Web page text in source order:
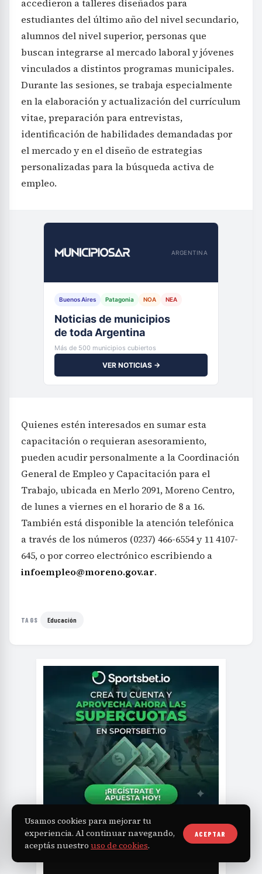
accedieron a talleres diseñados para
estudiantes del último año del nivel secundario,
alumnos del nivel superior, personas que
buscan integrarse al mercado laboral y jóvenes
vinculados a distintos programas municipales.
Durante las sesiones, se trabaja especialmente
en la elaboración y actualización del currículum
vitae, preparación para entrevistas,
identificación de habilidades demandadas por
el mercado y en el diseño de estrategias
personalizadas para la búsqueda activa de
empleo.
ARGENTINA
Buenos Aires Patagonia NOA NEA
Noticias de municipios
de toda Argentina
Más de 500 municipios cubiertos
VER NOTICIAS →
Quienes estén interesados en sumar esta
capacitación o requieran asesoramiento,
pueden acudir personalmente a la Coordinación
General de Empleo y Capacitación para el
Trabajo, ubicada en Merlo 2091, Moreno Centro,
de lunes a viernes en el horario de 8 a 16.
También está disponible la atención telefónica
a través de los números (0237) 466-6554 y 11 4107-
645, o por correo electrónico escribiendo a
infoempleo@moreno.gov.ar.
TAGS Educación
NAVAJABOOK
Usamos cookies para mejorar tu
experiencia. Al continuar navegando,
aceptás nuestro uso de cookies.
ACEPTAR